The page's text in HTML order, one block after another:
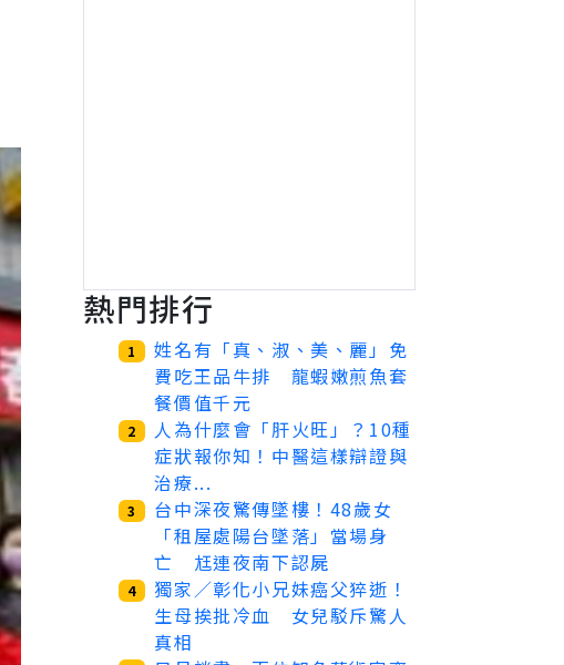
熱門排行
1
姓名有「真、淑、美、麗」免
費吃王品牛排 龍蝦嫩煎魚套
餐價值千元
2
人為什麼會「肝火旺」？10種
症狀報你知！中醫這樣辯證與
治療...
3
台中深夜驚傳墜樓！48歲女
「租屋處陽台墜落」當場身
亡 尪連夜南下認屍
4
獨家／彰化小兄妹癌父猝逝！
生母挨批冷血 女兒駁斥驚人
真相